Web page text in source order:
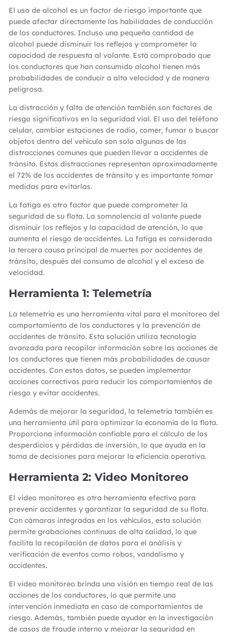
El uso de alcohol es un factor de riesgo importante que
puede afectar directamente las habilidades de conducción
de los conductores. Incluso una pequeña cantidad de
alcohol puede disminuir los reflejos y comprometer la
capacidad de respuesta al volante. Está comprobado que
los conductores que han consumido alcohol tienen más
probabilidades de conducir a alta velocidad y de manera
peligrosa.
La distracción y falta de atención también son factores de
riesgo significativos en la seguridad vial. El uso del teléfono
celular, cambiar estaciones de radio, comer, fumar o buscar
objetos dentro del vehículo son solo algunas de las
distracciones comunes que pueden llevar a accidentes de
tránsito. Estas distracciones representan aproximadamente
el 72% de los accidentes de tránsito y es importante tomar
medidas para evitarlas.
La fatiga es otro factor que puede comprometer la
seguridad de su flota. La somnolencia al volante puede
disminuir los reflejos y la capacidad de atención, lo que
aumenta el riesgo de accidentes. La fatiga es considerada
la tercera causa principal de muertes por accidentes de
tránsito, después del consumo de alcohol y el exceso de
velocidad.
Herramienta 1: Telemetría
La telemetría es una herramienta vital para el monitoreo del
comportamiento de los conductores y la prevención de
accidentes de tránsito. Esta solución utiliza tecnología
avanzada para recopilar información sobre las acciones de
los conductores que tienen más probabilidades de causar
accidentes. Con estos datos, se pueden implementar
acciones correctivas para reducir los comportamientos de
riesgo y evitar accidentes.
Además de mejorar la seguridad, la telemetría también es
una herramienta útil para optimizar la economía de la flota.
Proporciona información confiable para el cálculo de los
desperdicios y pérdidas de inversión, lo que ayuda en la
toma de decisiones para mejorar la eficiencia operativa.
Herramienta 2: Video Monitoreo
El video monitoreo es otra herramienta efectiva para
prevenir accidentes y garantizar la seguridad de su flota.
Con cámaras integradas en los vehículos, esta solución
permite grabaciones continuas de alta calidad, lo que
facilita la recopilación de datos para el análisis y
verificación de eventos como robos, vandalismo y
accidentes.
El video monitoreo brinda una visión en tiempo real de las
acciones de los conductores, lo que permite una
intervención inmediata en caso de comportamientos de
riesgo. Además, también puede ayudar en la investigación
de casos de fraude interno y mejorar la seguridad en